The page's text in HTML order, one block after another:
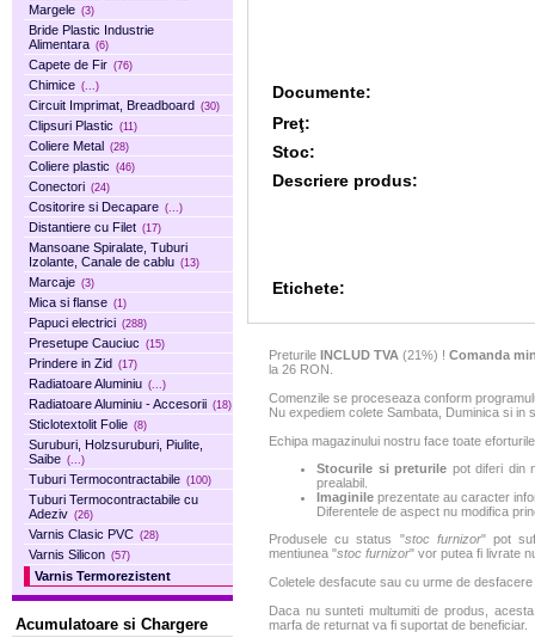
Margele (3)
Bride Plastic Industrie
Alimentara (6)
Capete de Fir (76)
Chimice (...)
Circuit Imprimat, Breadboard (30)
Clipsuri Plastic (11)
Coliere Metal (28)
Coliere plastic (46)
Conectori (24)
Cositorire si Decapare (...)
Distantiere cu Filet (17)
Mansoane Spiralate, Tuburi
Izolante, Canale de cablu (13)
Marcaje (3)
Mica si flanse (1)
Papuci electrici (288)
Presetupe Cauciuc (15)
Prindere in Zid (17)
Radiatoare Aluminiu (...)
Radiatoare Aluminiu - Accesorii (18)
Sticlotextolit Folie (8)
Suruburi, Holzsuruburi, Piulite,
Saibe (...)
Tuburi Termocontractabile (100)
Tuburi Termocontractabile cu
Adeziv (26)
Varnis Clasic PVC (28)
Varnis Silicon (57)
Varnis Termorezistent
Acumulatoare si Chargere
Documente:
Preţ:
Stoc:
Descriere produs:
Etichete:
Preturile INCLUD TVA (21%) ! Comanda
la 26 RON.
Comenzile se proceseaza conform
Nu expediem colete Sambata, Duminica si in
Echipa magazinului nostru face toate
Stocurile si preturile pot diferi din
prealabil.
Imaginile prezentate au caracter
Diferentele de aspect nu modifica
Produsele cu status "stoc furnizor" pot
mentiunea "stoc furnizor" vor putea fi livrate
Coletele desfacute sau cu urme de
Daca nu sunteti multumiti de produs,
marfa de returnat va fi suportat de beneficiar.